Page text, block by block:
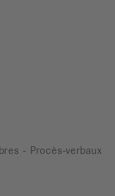
- Procès-verbaux